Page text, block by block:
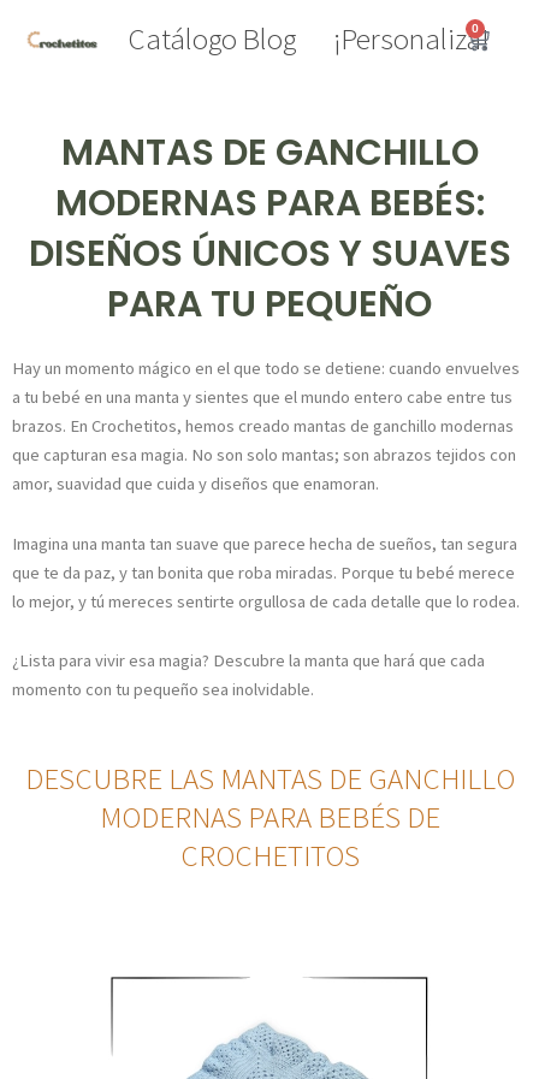
Catálogo Blog ¡Personaliza!
0
Carrito
MANTAS DE GANCHILLO
MODERNAS PARA BEBÉS:
DISEÑOS ÚNICOS Y SUAVES
PARA TU PEQUEÑO
Hay un momento mágico en el que todo se detiene: cuando envuelves
a tu bebé en una manta y sientes que el mundo entero cabe entre tus
brazos. En Crochetitos, hemos creado mantas de ganchillo modernas
que capturan esa magia. No son solo mantas; son abrazos tejidos con
amor, suavidad que cuida y diseños que enamoran.
Imagina una manta tan suave que parece hecha de sueños, tan segura
que te da paz, y tan bonita que roba miradas. Porque tu bebé merece
lo mejor, y tú mereces sentirte orgullosa de cada detalle que lo rodea.
¿Lista para vivir esa magia? Descubre la manta que hará que cada
momento con tu pequeño sea inolvidable.
DESCUBRE LAS MANTAS DE GANCHILLO
MODERNAS PARA BEBÉS DE
CROCHETITOS